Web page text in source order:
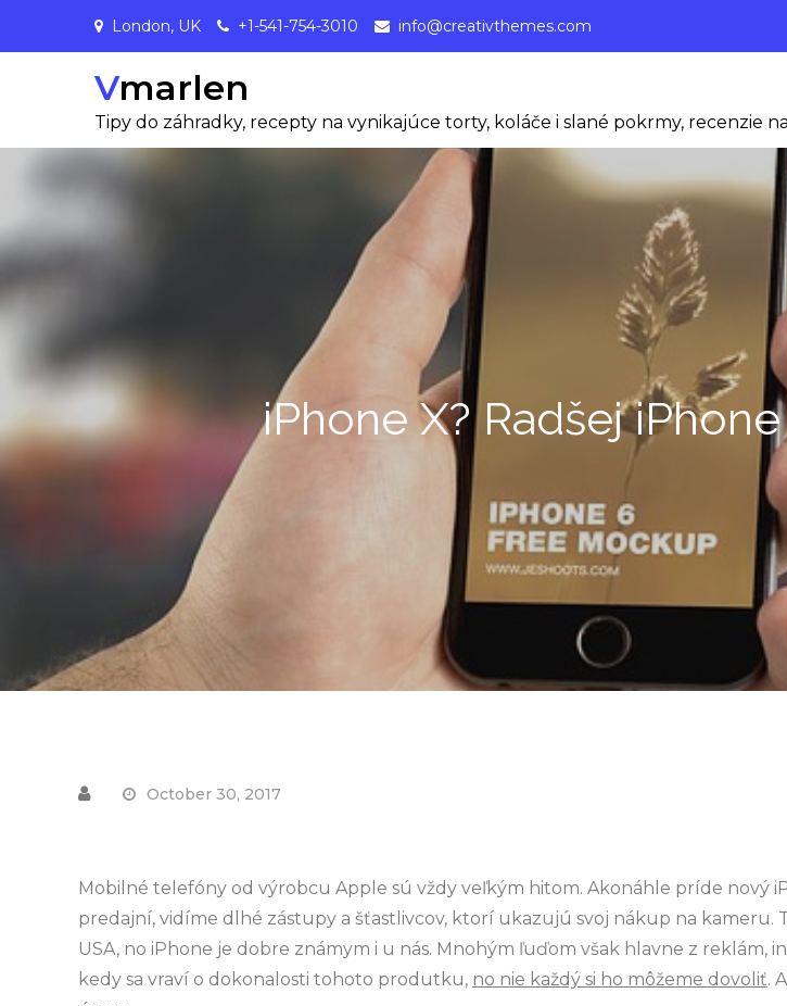
London, UK +1-541-754-3010 info@creativthemes.com
Vmarlen
Tipy do záhradky, recepty na vynikajúce torty, koláče i slané pokrmy, recenzie
iPhone X? Radšej
October 30, 2017
Mobilné telefóny od výrobcu Apple sú vždy veľkým hitom. Akonáhle príde nový
predajní, vidíme dlhé zástupy a šťastlivcov, ktorí ukazujú svoj nákup na kameru.
USA, no iPhone je dobre známym i u nás. Mnohým ľuďom však hlavne z reklám,
kedy sa vraví o dokonalosti tohoto produtku, no nie každý si ho môžeme dovoliť.